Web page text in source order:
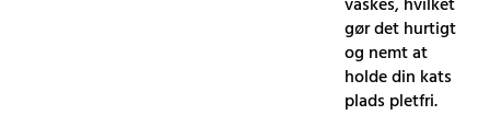
gør det hurtigt
og nemt at
holde din kats
plads pletfri.